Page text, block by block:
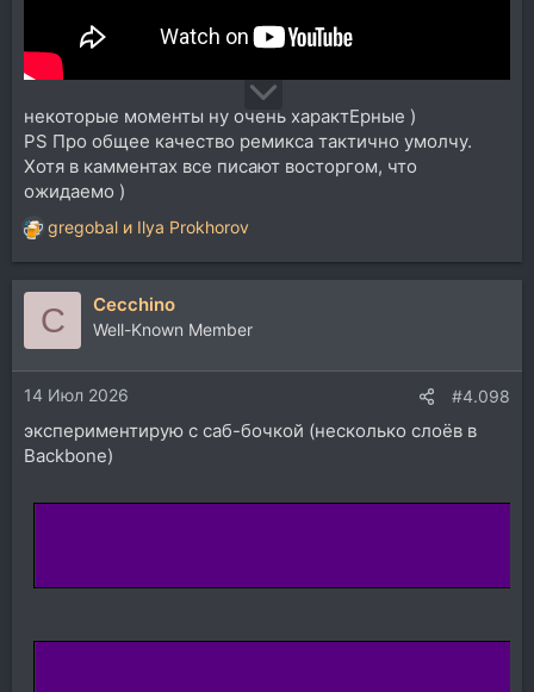
некоторые моменты ну очень характЕрные )
PS Про общее качество ремикса тактично умолчу.
Хотя в камментах все писают восторгом, что
ожидаемо )
Р
е
а
и
и
:
gregobal и Ilya Prokhorov
C Cecchino
Well-Known Member
14 Июл 2026 #4.098
экспериментирую с саб-бочкой (несколько слоёв в
Backbone)